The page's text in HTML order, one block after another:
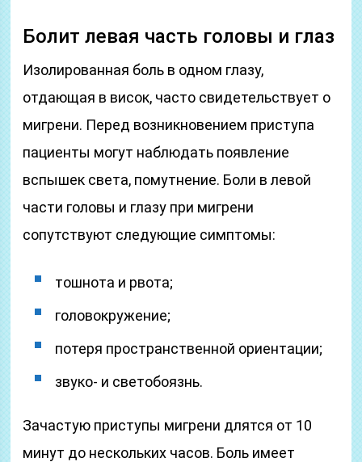
Болит левая часть головы и глаз
Изолированная боль в одном глазу,
отдающая в висок, часто свидетельствует о
мигрени. Перед возникновением приступа
пациенты могут наблюдать появление
вспышек света, помутнение. Боли в левой
части головы и глазу при мигрени
сопутствуют следующие симптомы:
тошнота и рвота;
головокружение;
потеря пространственной ориентации;
звуко- и светобоязнь.
Зачастую приступы мигрени длятся от 10
минут до нескольких часов. Боль имеет